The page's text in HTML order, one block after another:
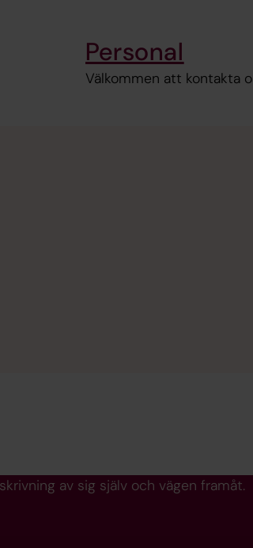
Personal
Välkommen att kontakta
av sig själv och vägen framåt.